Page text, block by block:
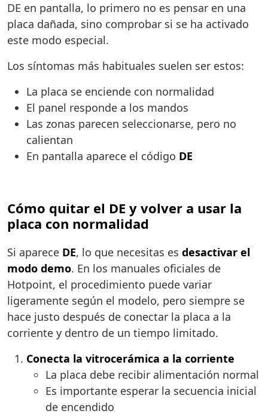
DE en pantalla, lo primero no es pensar en una
placa dañada, sino comprobar si se ha activado
este modo especial.
Los síntomas más habituales suelen ser estos:
La placa se enciende con normalidad
El panel responde a los mandos
Las zonas parecen seleccionarse, pero no
calientan
En pantalla aparece el código DE
Cómo quitar el DE y volver a usar la
placa con normalidad
Si aparece DE, lo que necesitas es desactivar el
modo demo. En los manuales oficiales de
Hotpoint, el procedimiento puede variar
ligeramente según el modelo, pero siempre se
hace justo después de conectar la placa a la
corriente y dentro de un tiempo limitado.
Conecta la vitrocerámica a la corriente
La placa debe recibir alimentación normal
Es importante esperar la secuencia inicial
de encendido